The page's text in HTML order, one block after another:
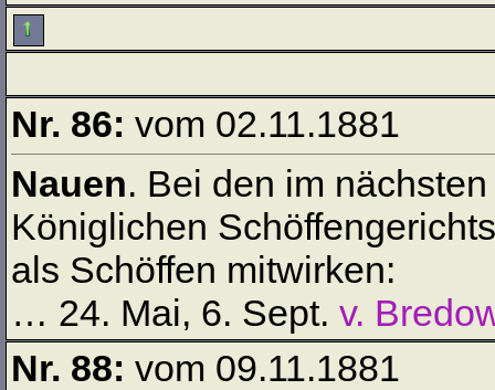
Nr. 86: vom 02.11.1881
Nauen. Bei den im
Königlichen
als Schöffen mitwirken:
… 24. Mai, 6. Sept. v.
Nr. 88: vom 09.11.1881